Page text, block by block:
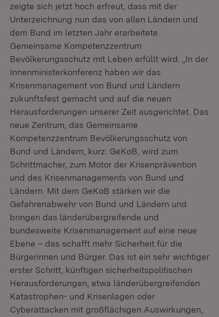
zeigte sich jetzt hoch erfreut, dass mit der
Unterzeichnung nun das von allen Ländern und
dem Bund im letzten Jahr erarbeitete
Gemeinsame Kompetenzzentrum
Bevölkerungsschutz mit Leben erfüllt wird. „In der
Innenministerkonferenz haben wir das
Krisenmanagement von Bund und Ländern
zukunftsfest gemacht und auf die neuen
Herausforderungen unserer Zeit ausgerichtet. Das
neue Zentrum, das Gemeinsame
Kompetenzzentrum Bevölkerungsschutz von
Bund und Ländern, kurz: GeKoB, wird zum
Schrittmacher, zum Motor der Krisenprävention
und des Krisenmanagements von Bund und
Ländern. Mit dem GeKoB stärken wir die
Gefahrenabwehr von Bund und Ländern und
bringen das länderübergreifende und
bundesweite Krisenmanagement auf eine neue
Ebene – das schafft mehr Sicherheit für die
Bürgerinnen und Bürger. Das ist ein sehr wichtiger
erster Schritt, künftigen sicherheitspolitischen
Herausforderungen, etwa länderübergreifenden
Katastrophen- und Krisenlagen oder
Cyberattacken mit großflächigen Auswirkungen,